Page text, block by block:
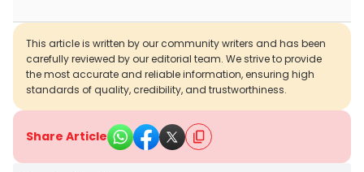
This article is written by our community writers and has been
carefully reviewed by our editorial team. We strive to provide
the most accurate and reliable information, ensuring high
standards of quality, credibility, and trustworthiness.
Share Article